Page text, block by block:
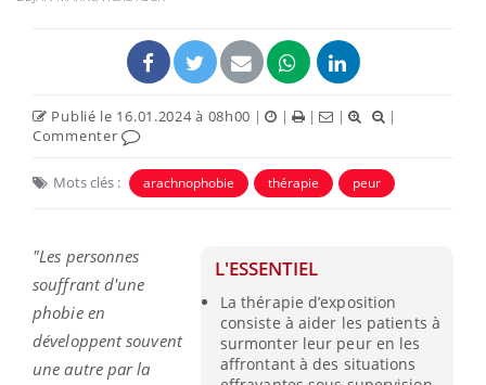
Publié le 16.01.2024 à 08h00 | | | |
|
Commenter
Mots clés : arachnophobie thérapie peur
L'ESSENTIEL
La thérapie d’exposition
consiste à aider les patients à
surmonter leur peur en les
affrontant à des situations
"Les personnes
souffrant d'une
phobie en
développent souvent
une autre par la